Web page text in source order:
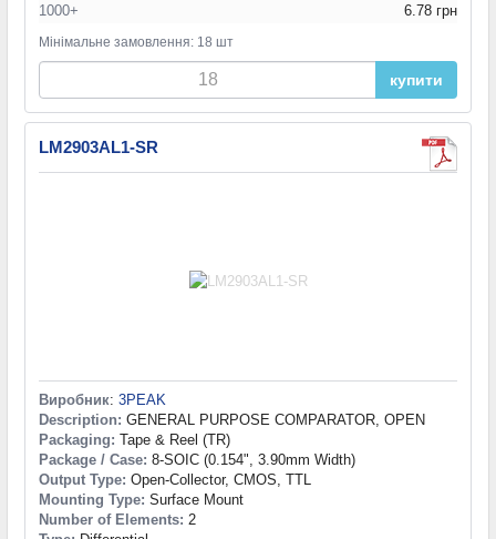
1000+
6.78 грн
Мінімальне замовлення: 18 шт
купити
LM2903AL1-SR
Виробник: 3PEAK
Description: GENERAL PURPOSE COMPARATOR, OPEN
Packaging: Tape & Reel (TR)
Package / Case: 8-SOIC (0.154", 3.90mm Width)
Output Type: Open-Collector, CMOS, TTL
Mounting Type: Surface Mount
Number of Elements: 2